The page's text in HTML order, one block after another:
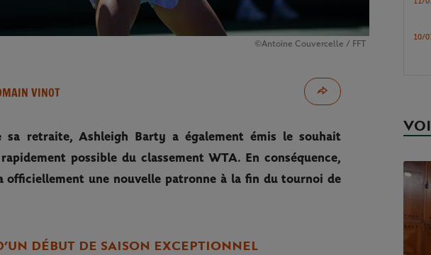
©Antoine Couvercelle / FFT
VINOT
sa retraite, Ashleigh Barty a également émis le souhait
possible du classement WTA. En conséquence,
officiellement une nouvelle patronne à la fin du tournoi de
DÉBUT DE SAISON EXCEPTIONNEL
10/